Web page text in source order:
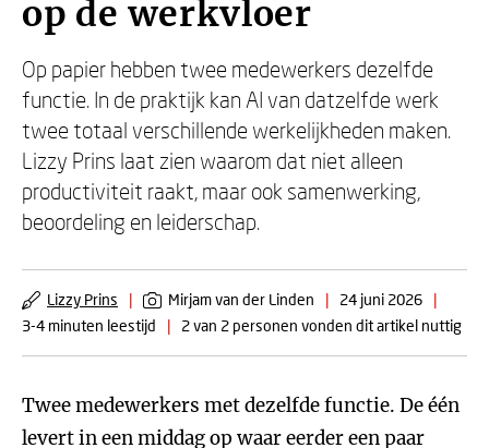
op de werkvloer
Op papier hebben twee medewerkers dezelfde
functie. In de praktijk kan AI van datzelfde werk
twee totaal verschillende werkelijkheden maken.
Lizzy Prins laat zien waarom dat niet alleen
productiviteit raakt, maar ook samenwerking,
beoordeling en leiderschap.
Lizzy Prins | Mirjam van der Linden | 24 juni 2026
|
3-4 minuten leestijd
| 2 van 2 personen vonden dit artikel nuttig
Twee medewerkers met dezelfde functie. De één
levert in een middag op waar eerder een paar